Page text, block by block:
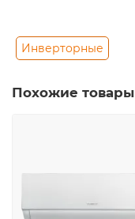
Инверторные
Похожие товары